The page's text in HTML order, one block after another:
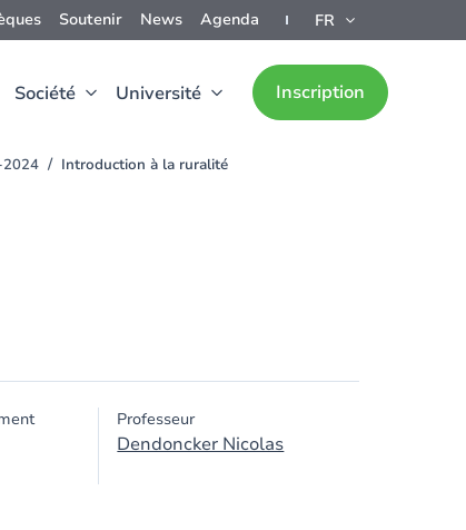
Soutenir News Agenda FR
Société Université Inscription
2024 Introduction à la ruralité
Professeur
Dendoncker Nicolas